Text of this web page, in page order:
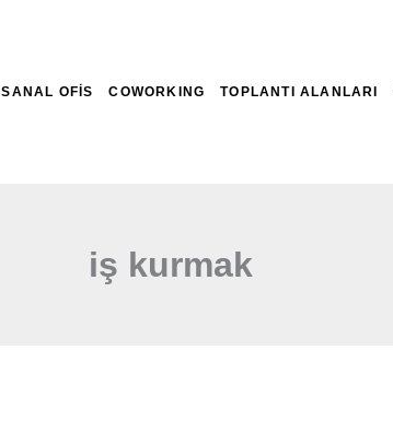
SANAL OFİS COWORKING TOPLANTI ALANLARI
iş kurmak